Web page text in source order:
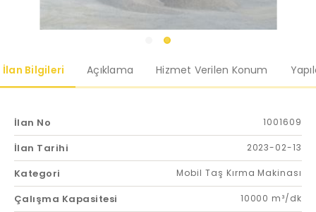
İlan Bilgileri Açıklama Hizmet Verilen Konum
İlan No 1001609
İlan Tarihi 2023-02-13
Kategori Mobil Taş Kırma Makinası
Çalışma Kapasitesi 10000 m³/dk